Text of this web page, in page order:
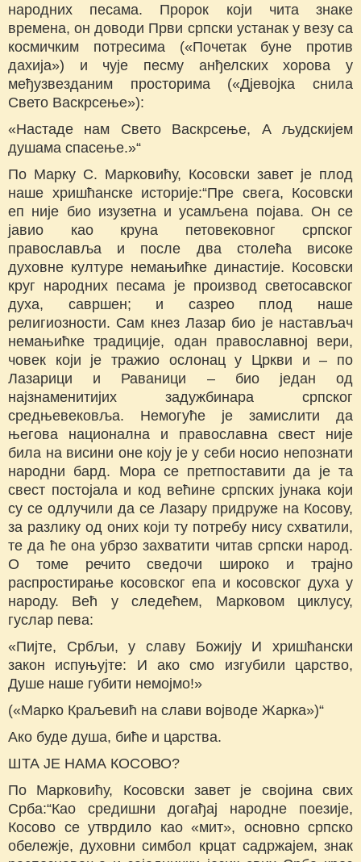
народних песама. Пророк који чита знаке
времена, он доводи Први српски устанак у везу са
космичким потресима («Почетак буне против
дахија») и чује песму анђелских хорова у
међузвезданим просторима («Дјевојка снила
Свето Васкрсење»):
«Настаде нам Свето Васкрсење, А људскијем
душама спасење.»“
По Марку С. Марковићу, Косовски завет је плод
наше хришћанске историје:“Пре свега, Косовски
еп није био изузетна и усамљена појава. Он се
јавио као круна петовековног српског
православља и после два столећа високе
духовне културе немањићке династије. Косовски
круг народних песама је производ светосавског
духа, савршен; и сазрео плод наше
религиозности. Сам кнез Лазар био је настављач
немањићке традиције, одан православној вери,
човек који је тражио ослонац у Цркви и – по
Лазарици и Раваници – био један од
најзнаменитијих задужбинара српског
средњевековља. Немогуће је замислити да
његова национална и православна свест није
била на висини оне коју је у себи носио непознати
народни бард. Мора се претпоставити да је та
свест постојала и код већине српских јунака који
су се одлучили да се Лазару придруже на Косову,
за разлику од оних који ту потребу нису схватили,
те да ће она убрзо захватити читав српски народ.
О томе речито сведочи широко и трајно
распростирање косовског епа и косовског духа у
народу. Већ у следећем, Марковом циклусу,
гуслар пева:
«Пијте, Србљи, у славу Божију И хришћански
закон испуњујте: И ако смо изгубили царство,
Душе наше губити немојмо!»
(«Марко Краљевић на слави војводе Жарка»)“
Ако буде душа, биће и царства.
ШТА ЈЕ НАМА КОСОВО?
По Марковићу, Косовски завет је својина свих
Срба:“Као средишни догађај народне поезије,
Косово се утврдило као «мит», основно српско
обележје, духовни симбол крцат садржајем, знак